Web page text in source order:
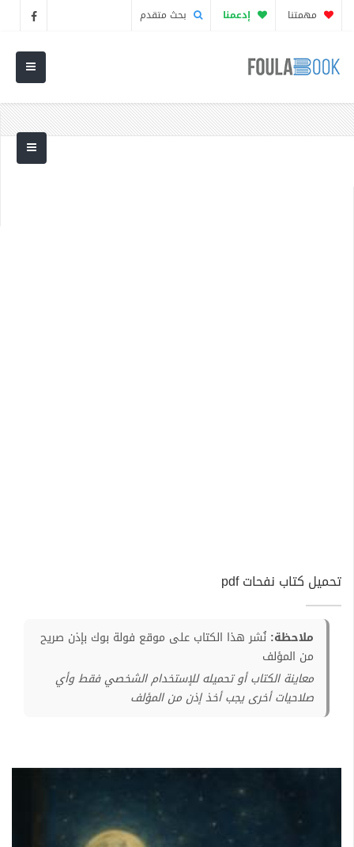
مهمتنا إدعمنا بحث متقدم
تحميل كتاب نفحات pdf
ملاحظة: نُشر هذا الكتاب على موقع فولة بوك بإذن صريح
من المؤلف
معاينة الكتاب أو تحميله للإستخدام الشخصي فقط وأي
صلاحيات أخرى يجب أخذ إذن من المؤلف